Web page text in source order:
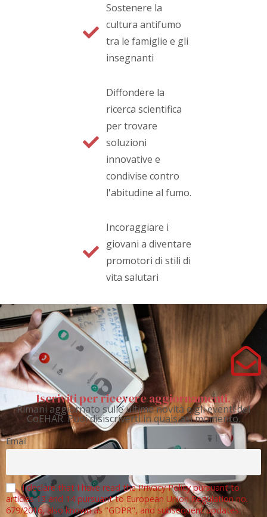
Sostenere la
cultura antifumo
tra le famiglie e gli
insegnanti
Diffondere la
ricerca scientifica
per trovare
soluzioni
innovative e
condivise contro
l'abitudine al fumo.
Incoraggiare i
giovani a diventare
promotori di stili di
vita salutari
Iscriviti per ricevere aggiornamenti.
Rimani aggiornato sulle ultime novità e gli eventi del
CoEHAR. Puoi disiscriverti in qualsiasi momento.
Email
I declare that I have read the Privacy Policy pursuant to
articles 13 and 14 pursuant to European Union Regulation no.
679/2016, also known as "GDPR", and subsequent updates.